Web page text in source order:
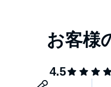
な環境で働き、心身の消耗を
尽き症候群を防ぎ、持続可能
基づく、信頼性の高いメンタ